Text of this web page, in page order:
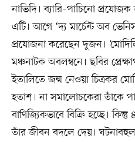
নাভিদি। ব্যারি–পাচিনো
এটি। আগে ‘দ্য মার্চেন্ট অব
প্রযোজনা করেছেন দুজন।
মঞ্চনাটক অবলম্বনে। ছবির
ইতালিতে জন্ম নেওয়া চিত্রকর
হতাশ। না সমালোচকেরা তাঁকে
বাণিজ্যিকভাবে বিক্রি হচ্ছে।
তাঁর জীবন বদলে দেয়।